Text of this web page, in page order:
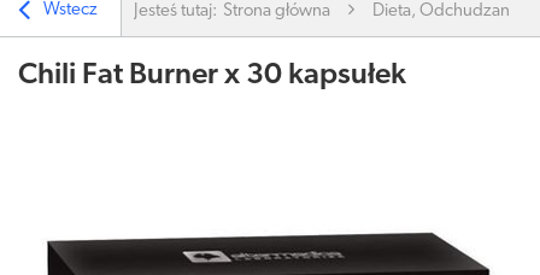
Wstecz Jesteś tutaj: Strona główna Dieta, Odchudzanie
Chili Fat Burner x 30 kapsułek